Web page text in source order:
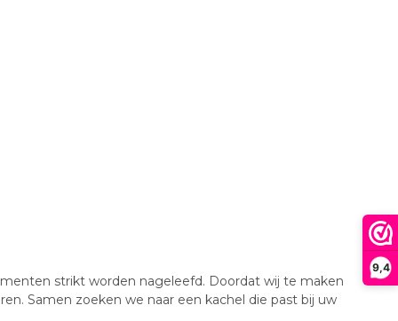
9,4
strikt worden nageleefd. Doordat wij te maken
Samen zoeken we naar een kachel die past bij uw